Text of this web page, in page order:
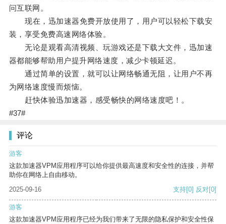
问互联网。
现在，迅加速器免费开放使用了，用户可以轻松下载安
装，享受免费高速网络体验。
无论是观看高清视频、玩游戏还是下载大文件，迅加速
器都能够帮助用户提升网络速度，减少卡顿延迟。
通过简单的设置，就可以让网络畅通无阻，让用户不再
为网络速度慢而烦恼。
赶快体验迅加速器，感受畅快的网络速度吧！。
#37#
评论
游客
这款加速器VPM应用程序可以给你提供最高速度和安全性的连接，并帮
助你在网络上自由移动。
2025-09-16
支持[0] 反对[0]
游客
这款加速器VPM应用程序已经为我们带来了无限的隐私保护和安全性保